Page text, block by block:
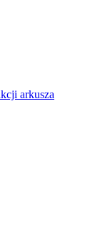
arkusza